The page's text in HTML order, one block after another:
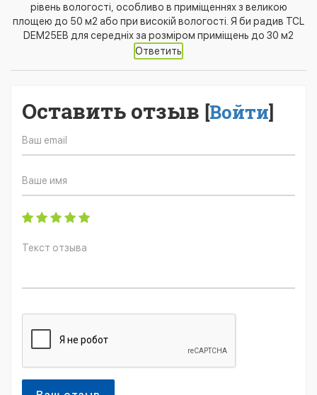
рівень вологості, особливо в приміщеннях з великою
площею до 50 м2 або при високій вологості. Я би радив TCL
DEM25EB для середніх за розміром приміщень до 30 м2
Ответить
Оставить отзыв [Войти]